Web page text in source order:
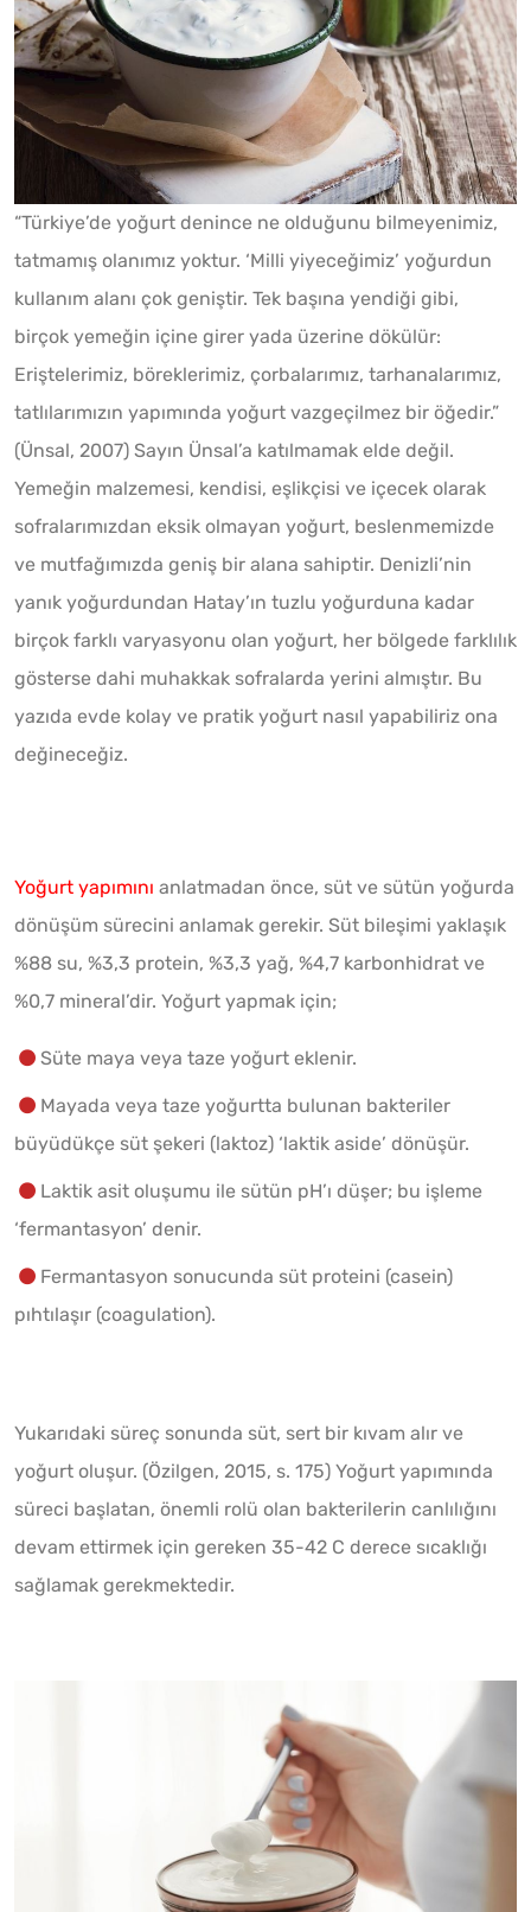
“Türkiye’de yoğurt denince ne olduğunu bilmeyenimiz,
tatmamış olanımız yoktur. ‘Milli yiyeceğimiz’ yoğurdun
kullanım alanı çok geniştir. Tek başına yendiği gibi,
birçok yemeğin içine girer yada üzerine dökülür:
Eriştelerimiz, böreklerimiz, çorbalarımız, tarhanalarımız,
tatlılarımızın yapımında yoğurt vazgeçilmez bir öğedir.”
(Ünsal, 2007) Sayın Ünsal’a katılmamak elde değil.
Yemeğin malzemesi, kendisi, eşlikçisi ve içecek olarak
sofralarımızdan eksik olmayan yoğurt, beslenmemizde
ve mutfağımızda geniş bir alana sahiptir. Denizli’nin
yanık yoğurdundan Hatay’ın tuzlu yoğurduna kadar
birçok farklı varyasyonu olan yoğurt, her bölgede farklılık
gösterse dahi muhakkak sofralarda yerini almıştır. Bu
yazıda evde kolay ve pratik yoğurt nasıl yapabiliriz ona
değineceğiz.
Yoğurt yapımını anlatmadan önce, süt ve sütün yoğurda
dönüşüm sürecini anlamak gerekir. Süt bileşimi yaklaşık
%88 su, %3,3 protein, %3,3 yağ, %4,7 karbonhidrat ve
%0,7 mineral’dir. Yoğurt yapmak için;
Süte maya veya taze yoğurt eklenir.
Mayada veya taze yoğurtta bulunan bakteriler
büyüdükçe süt şekeri (laktoz) ‘laktik aside’ dönüşür.
Laktik asit oluşumu ile sütün pH’ı düşer; bu işleme
‘fermantasyon’ denir.
Fermantasyon sonucunda süt proteini (casein)
pıhtılaşır (coagulation).
Yukarıdaki süreç sonunda süt, sert bir kıvam alır ve
yoğurt oluşur. (Özilgen, 2015, s. 175) Yoğurt yapımında
süreci başlatan, önemli rolü olan bakterilerin canlılığını
devam ettirmek için gereken 35-42 C derece sıcaklığı
sağlamak gerekmektedir.